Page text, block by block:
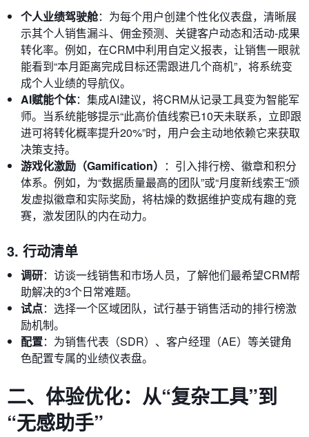
个人业绩驾驶舱：为每个用户创建个性化仪表盘，清晰展
示其个人销售漏斗、佣金预测、关键客户动态和活动-成果
转化率。例如，在CRM中利用自定义报表，让销售一眼就
能看到“本月距离完成目标还需跟进几个商机”，将系统变
成个人业绩的导航仪。
AI赋能个体：集成AI建议，将CRM从记录工具变为智能军
师。当系统能够提示“此高价值线索已10天未联系，立即跟
进可将转化概率提升20%”时，用户会主动地依赖它来获取
决策支持。
游戏化激励（Gamification） ：引入排行榜、徽章和积分
体系。例如，为“数据质量最高的团队”或“月度新线索王”颁
发虚拟徽章和实际奖励，将枯燥的数据维护变成有趣的竞
赛，激发团队的内在动力。
3. 行动清单
调研：访谈一线销售和市场人员，了解他们最希望CRM帮
助解决的3个日常难题。
试点：选择一个区域团队，试行基于销售活动的排行榜激
励机制。
配置：为销售代表（SDR）、客户经理（AE）等关键角
色配置专属的业绩仪表盘。
二、体验优化：从“复杂工具”到
“无感助手”